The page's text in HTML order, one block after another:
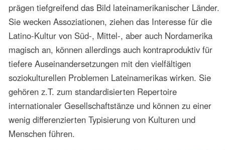
Die Lateinamerikaner selbst müssen sich mit diesem
geschaffenen Image auseinandersetzen und damit nach
außen und innen möglichst reflektiert umgehen. Die
Popularmusik wird zu einem zentralen Gegenstand aller
kulturwissenschaftlichen Bemühungen um Fragen der
Identität, seien diese national, regional, ethnisch, sozio-
ökonomisch oder subkulturell orientiert. Immer mehr wird